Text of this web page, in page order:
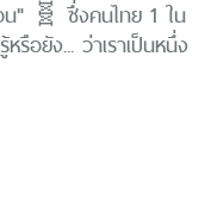
น" 🧬 ซึ่งคนไทย 1 ใน
รือยัง... ว่าเราเป็นหนึ่ง